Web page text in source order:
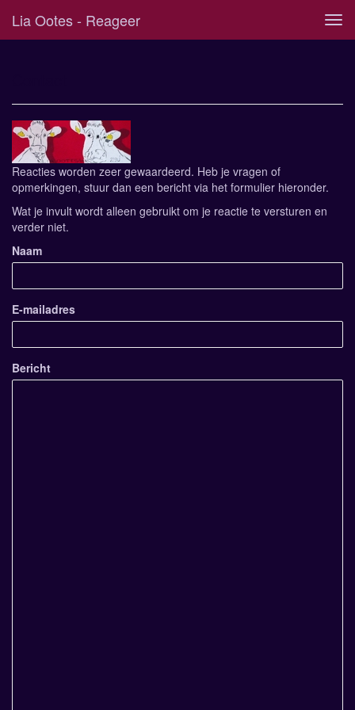
Lia Ootes - Reageer
Reacties worden zeer gewaardeerd. Heb je vragen of
opmerkingen, stuur dan een bericht via het formulier hieronder.
Wat je invult wordt alleen gebruikt om je reactie te versturen en
verder niet.
Naam
E-mailadres
Bericht